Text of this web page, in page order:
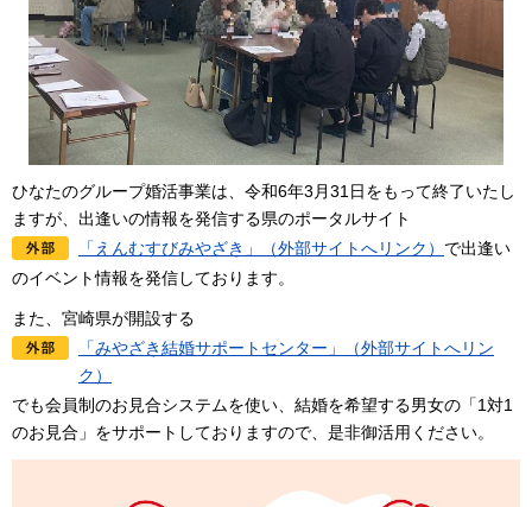
ひなたのグループ婚活事業は、令和6年3月31日をもって終了いたし
ますが、出逢いの情報を発信する県のポータルサイト
「えんむすびみやざき」（外部サイトへリンク） で出逢い
のイベント情報を発信しております。
また、宮崎県が開設する
「みやざき結婚サポートセンター」（外部サイトへリン
ク）
でも会員制のお見合システムを使い、結婚を希望する男女の「1対1
のお見合」をサポートしておりますので、是非御活用ください。